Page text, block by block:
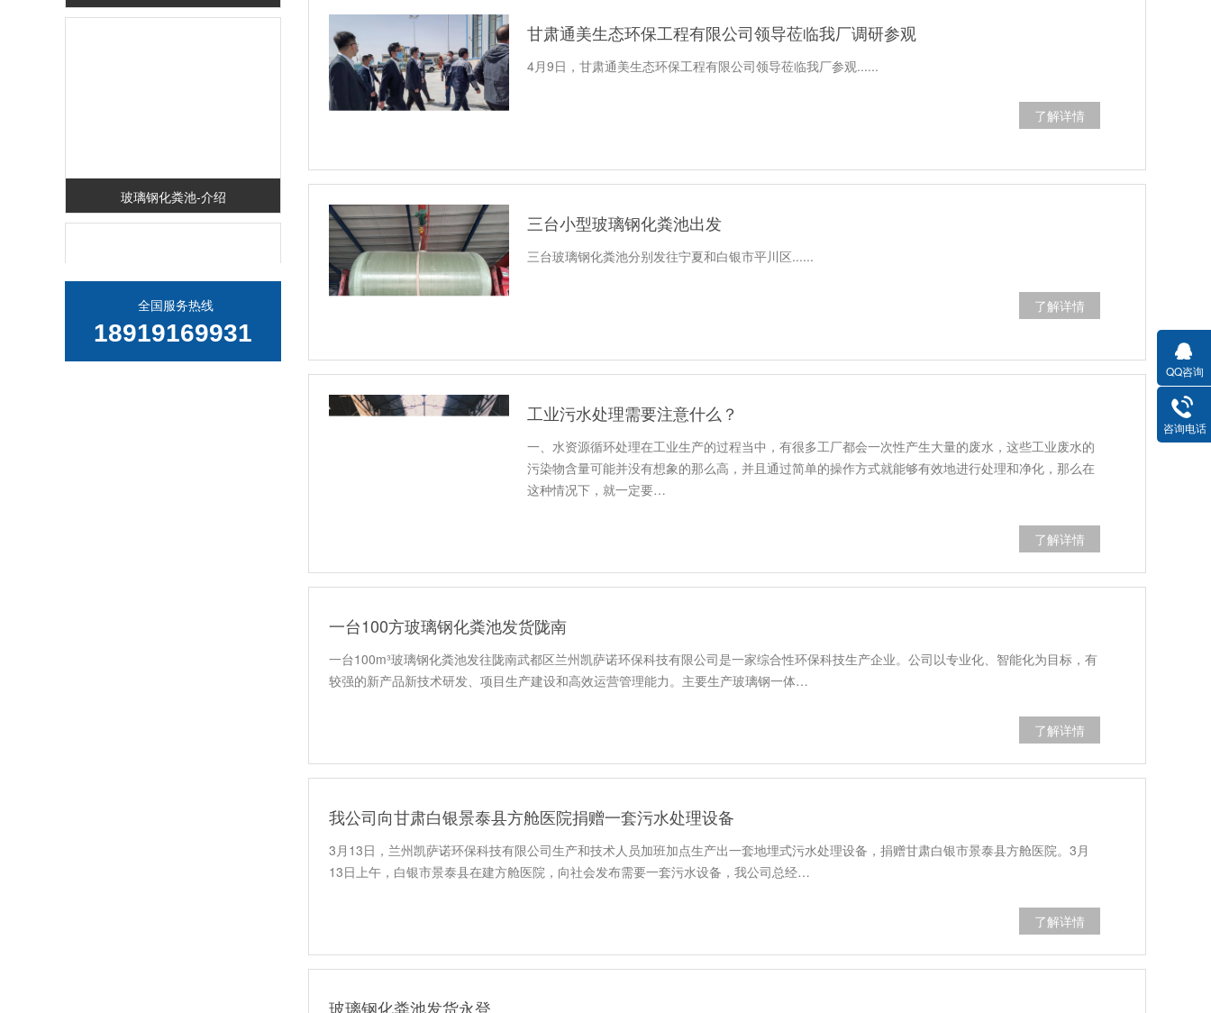
甘肃通美生态环保工程有限公司领导莅临我厂调研参观
4月9日，甘肃通美生态环保工程有限公司领导莅临我厂参观......
了解详情
三台小型玻璃钢化粪池出发
三台玻璃钢化粪池分别发往宁夏和白银市平川区......
了解详情
工业污水处理需要注意什么？
一、水资源循环处理在工业生产的过程当中，有很多工厂都会一次性产生大量的废水，这些工业废水的
污染物含量可能并没有想象的那么高，并且通过简单的操作方式就能够有效地进行处理和净化，那么在
这种情况下，就一定要…
了解详情
一台100方玻璃钢化粪池发货陇南
一台100m³玻璃钢化粪池发往陇南武都区兰州凯萨诺环保科技有限公司是一家综合性环保科技生产企业。公司以专业化、智能化为目标，有
较强的新产品新技术研发、项目生产建设和高效运营管理能力。主要生产玻璃钢一体…
了解详情
我公司向甘肃白银景泰县方舱医院捐赠一套污水处理设备
3月13日，兰州凯萨诺环保科技有限公司生产和技术人员加班加点生产出一套地埋式污水处理设备，捐赠甘肃白银市景泰县方舱医院。3月
13日上午，白银市景泰县在建方舱医院，向社会发布需要一套污水设备，我公司总经…
了解详情
玻璃钢化粪池发货永登
全国服务热线
18919169931
QQ咨询
咨询电话